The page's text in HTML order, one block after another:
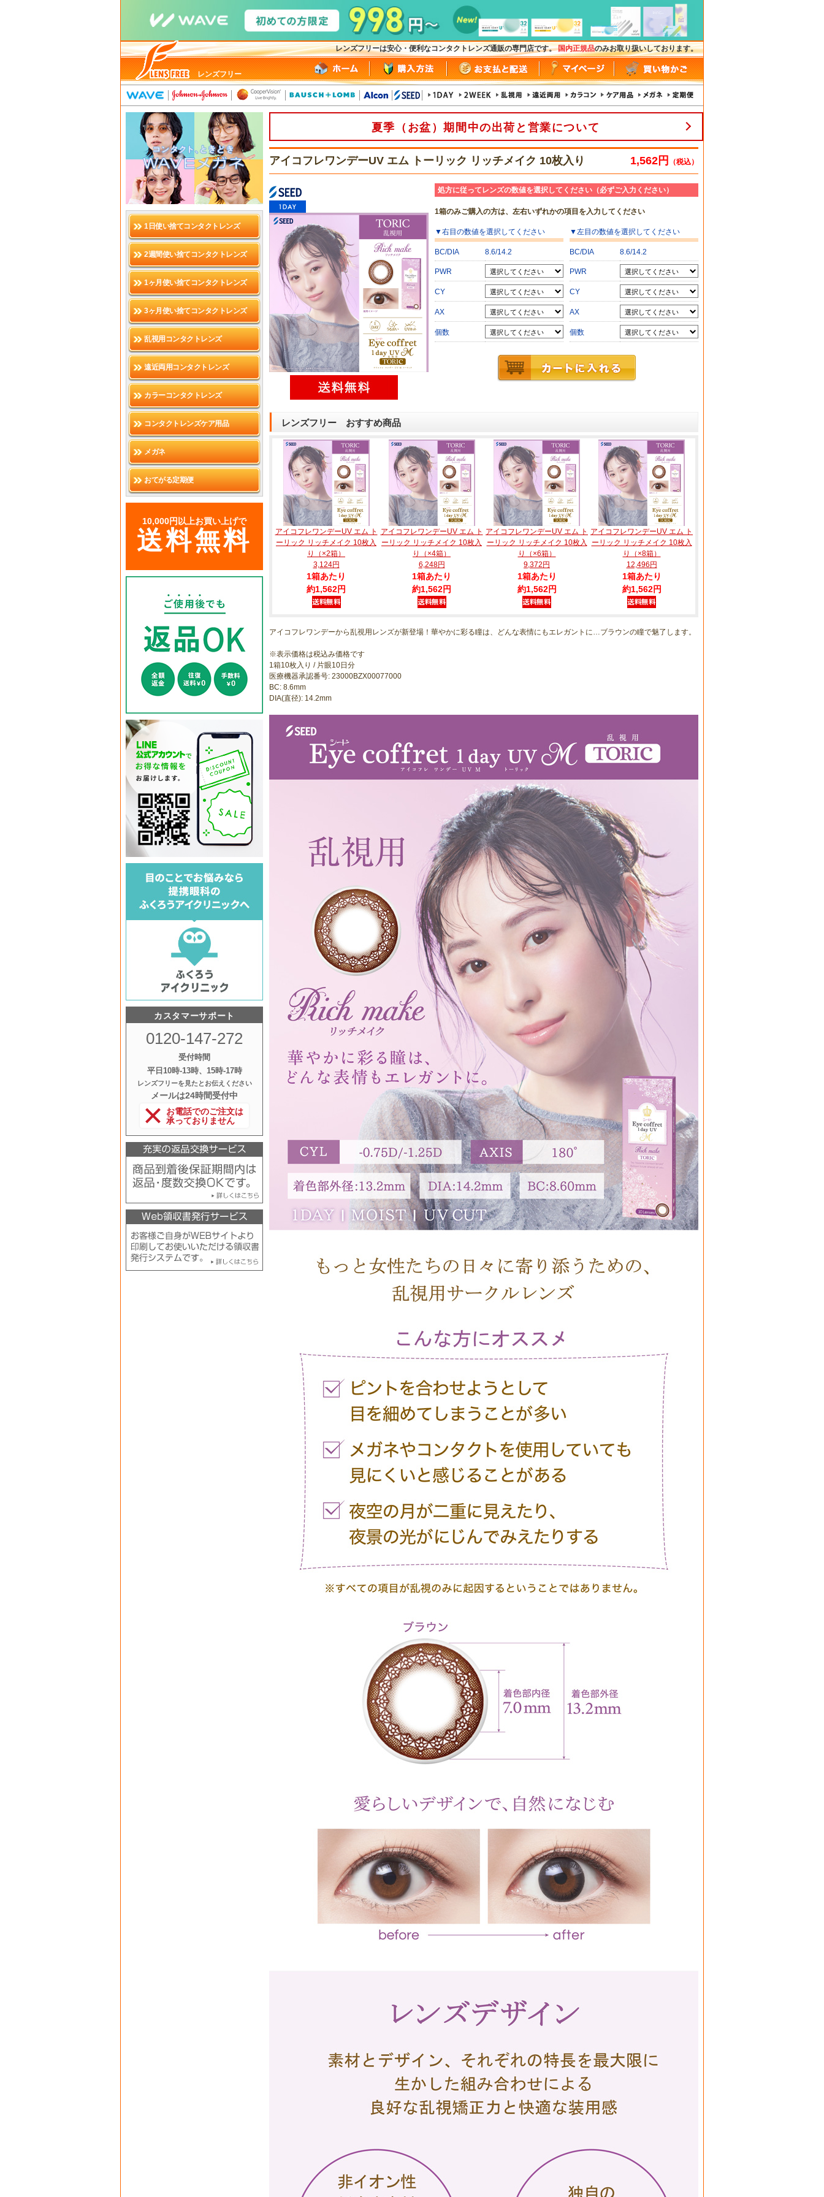
レンズフリーは安心・便利なコンタクトレンズ通販の専門店です。国内正規品のみお取り扱いしております。
レンズフリー
1日使い捨てコンタクトレンズ
2週間使い捨てコンタクトレンズ
1ヶ月使い捨てコンタクトレンズ
3ヶ月使い捨てコンタクトレンズ
乱視用コンタクトレンズ
遠近両用コンタクトレンズ
カラーコンタクトレンズ
コンタクトレンズケア用品
メガネ
おてがる定期便
10,000円以上お買い上げで
送料無料
カスタマーサポート
0120-147-272
受付時間
平日10時‐13時、15時‐17時
レンズフリーを見たとお伝えください
メールは24時間受付中
お電話でのご注文は
承っておりません
夏季（お盆）期間中の出荷と営業について
アイコフレワンデーUV エム トーリック リッチメイク 10枚入り 1,562円 （税込）
処方に従ってレンズの数値を選択してください（必ずご入力ください）
1箱のみご購入の方は、左右いずれかの項目を入力してください
▼右目の数値を選択してください
BC/DIA 8.6/14.2
PWR
CY
AX
個数
▼左目の数値を選択してください
BC/DIA 8.6/14.2
PWR
CY
AX
個数
レンズフリー おすすめ商品
アイコフレワンデーUV エム ト
ーリック リッチメイク 10枚入
り（×2箱）
3,124円
1箱あたり
約1,562円
アイコフレワンデーUV エム ト
ーリック リッチメイク 10枚入
り（×4箱）
6,248円
1箱あたり
約1,562円
アイコフレワンデーUV エム ト
ーリック リッチメイク 10枚入
り（×6箱）
9,372円
1箱あたり
約1,562円
アイコフレワンデーUV エム ト
ーリック リッチメイク 10枚入
り（×8箱）
12,496円
1箱あたり
約1,562円
アイコフレワンデーから乱視用レンズが新登場！華やかに彩る瞳は、どんな表情にもエレガントに…ブラウンの瞳で魅了します。
※表示価格は税込み価格です
1箱10枚入り / 片眼10日分
医療機器承認番号: 23000BZX00077000
BC: 8.6mm
DIA(直径): 14.2mm